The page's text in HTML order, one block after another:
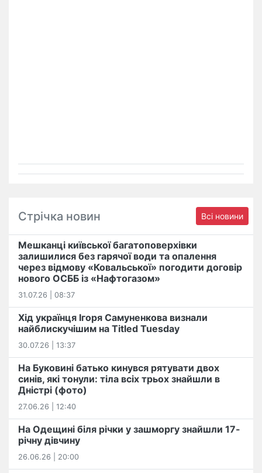
Стрічка новин Всі новини
Мешканці київської багатоповерхівки
залишилися без гарячої води та опалення
через відмову «Ковальської» погодити договір
нового ОСББ із «Нафтогазом»
31.07.26 | 08:37
Хід українця Ігоря Самуненкова визнали
найблискучішим на Titled Tuesday
30.07.26 | 13:37
На Буковині батько кинувся рятувати двох
синів, які тонули: тіла всіх трьох знайшли в
Дністрі (фото)
27.06.26 | 12:40
На Одещині біля річки у зашморгу знайшли 17-
річну дівчину
26.06.26 | 20:00